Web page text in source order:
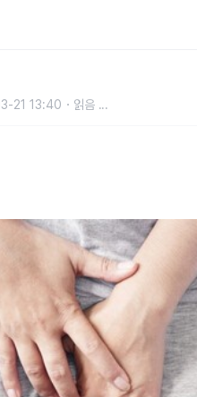
21 13:40 읽음 ...